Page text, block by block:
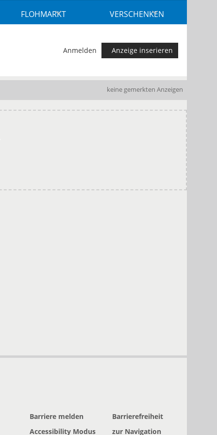
FLOHMARKT VERSCHENKEN
Anmelden Anzeige inserieren
keine gemerkten Anzeigen
Barriere melden
Accessibility Modus
Barrierefreiheit
zur Navigation